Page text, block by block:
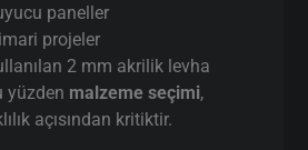
paneller
projeler
2 mm akrilik levha
yüzden malzeme seçimi,
açısından kritiktir.